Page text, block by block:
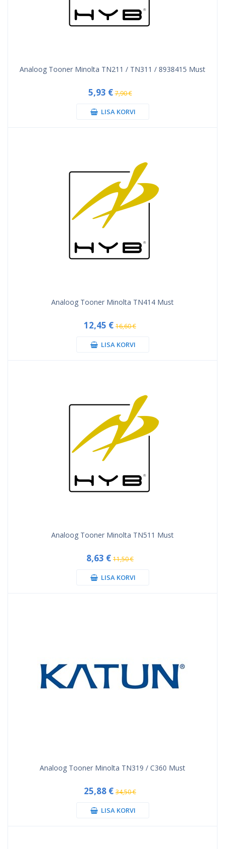
Analoog Tooner Minolta TN211 / TN311 / 8938415 Must
5,93 €7,90 €
LISA KORVI
Analoog Tooner Minolta TN414 Must
12,45 € 16,60 €
LISA KORVI
Analoog Tooner Minolta TN511 Must
8,63 € 11,50 €
LISA KORVI
Analoog Tooner Minolta TN319 / C360 Must
25,88 € 34,50 €
LISA KORVI